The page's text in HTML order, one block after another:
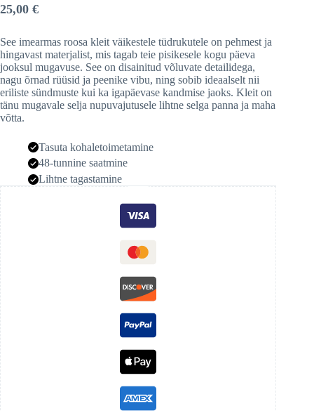
25,00 €
See imearmas roosa kleit väikestele tüdrukutele on pehmest ja
hingavast materjalist, mis tagab teie pisikesele kogu päeva
jooksul mugavuse. See on disainitud võluvate detailidega,
nagu õrnad rüüsid ja peenike vibu, ning sobib ideaalselt nii
eriliste sündmuste kui ka igapäevase kandmise jaoks. Kleit on
tänu mugavale selja nupuvajutusele lihtne selga panna ja maha
võtta.
Tasuta kohaletoimetamine
48-tunnine saatmine
Lihtne tagastamine